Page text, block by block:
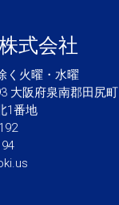
式会社
く火曜・水曜
大阪府泉南郡田尻町
1番地